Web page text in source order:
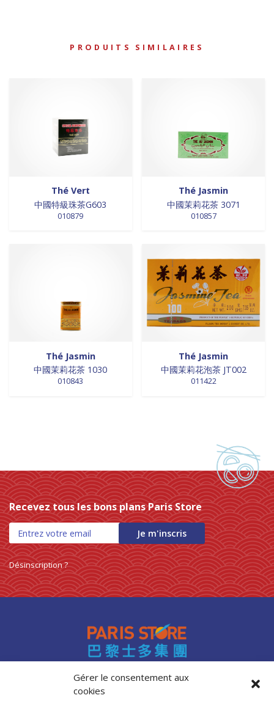
Gérer le consentement aux
cookies
PRODUITS SIMILAIRES
Thé Vert
中國特級珠茶G603
010879
Thé Jasmin
中國茉莉花茶 3071
010857
Thé Jasmin
中國茉莉花茶 1030
010843
Thé Jasmin
中國茉莉花泡茶 JT002
011422
Recevez tous les bons plans Paris Store
Je m'inscris
Désinscription ?
Accès professionnels